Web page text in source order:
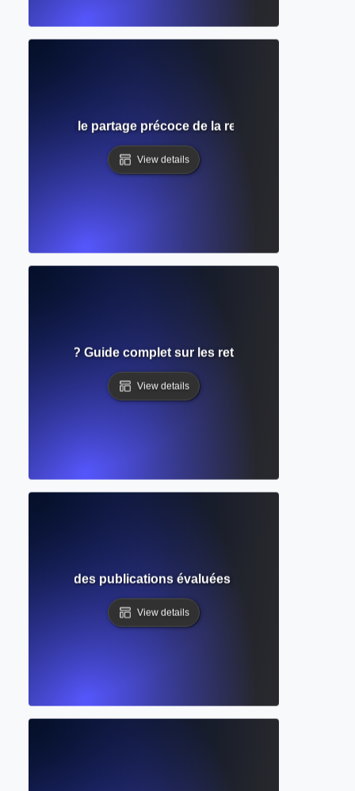
le partage précoce de la recherche avant
View details
révision ? Guide complet sur les retours de pairs et la
View details
? Guide des publications évaluées par des pairs et de
View details